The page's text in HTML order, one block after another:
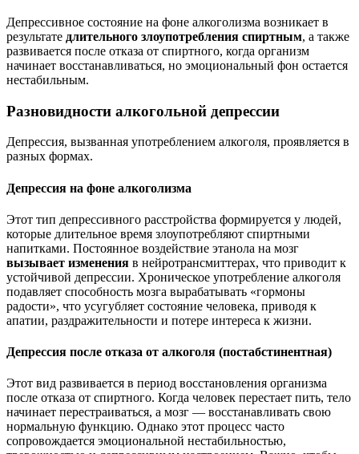
Депрессивное состояние на фоне алкоголизма возникает в
результате длительного злоупотребления спиртным, а также
развивается после отказа от спиртного, когда организм
начинает восстанавливаться, но эмоциональный фон остается
нестабильным.
Разновидности алкогольной депрессии
Депрессия, вызванная употреблением алкоголя, проявляется в
разных формах.
Депрессия на фоне алкоголизма
Этот тип депрессивного расстройства формируется у людей,
которые длительное время злоупотребляют спиртными
напитками. Постоянное воздействие этанола на мозг
вызывает изменения в нейротрансмиттерах, что приводит к
устойчивой депрессии. Хроническое употребление алкоголя
подавляет способность мозга вырабатывать «гормоны
радости», что усугубляет состояние человека, приводя к
апатии, раздражительности и потере интереса к жизни.
Депрессия после отказа от алкоголя (постабстинентная)
Этот вид развивается в период восстановления организма
после отказа от спиртного. Когда человек перестает пить, тело
начинает перестраиваться, а мозг — восстанавливать свою
нормальную функцию. Однако этот процесс часто
сопровождается эмоциональной нестабильностью,